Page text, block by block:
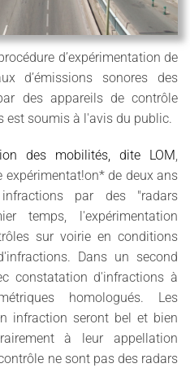
d’expérimentation de
d’émissions sonores des
des appareils de contrôle
est soumis à l'avis du public.
des mobilités, dite LOM,
expérimentat!on* de deux ans
par des "radars
temps, l'expérimentation
sur voirie en conditions
Dans un second
constatation d'infractions à
homologués.
Les
infraction seront bel et bien
à leur appellation
ne sont pas des radars